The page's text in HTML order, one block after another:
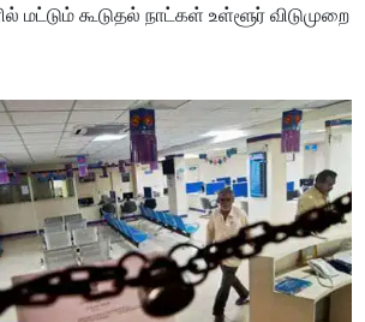
மட்டும் கூடுதல் நாட்கள் உள்ளூர் விடுமுறை